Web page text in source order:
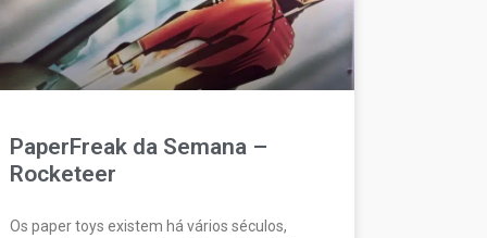
PaperFreak da Semana –
Rocketeer
Os paper toys existem há vários séculos,